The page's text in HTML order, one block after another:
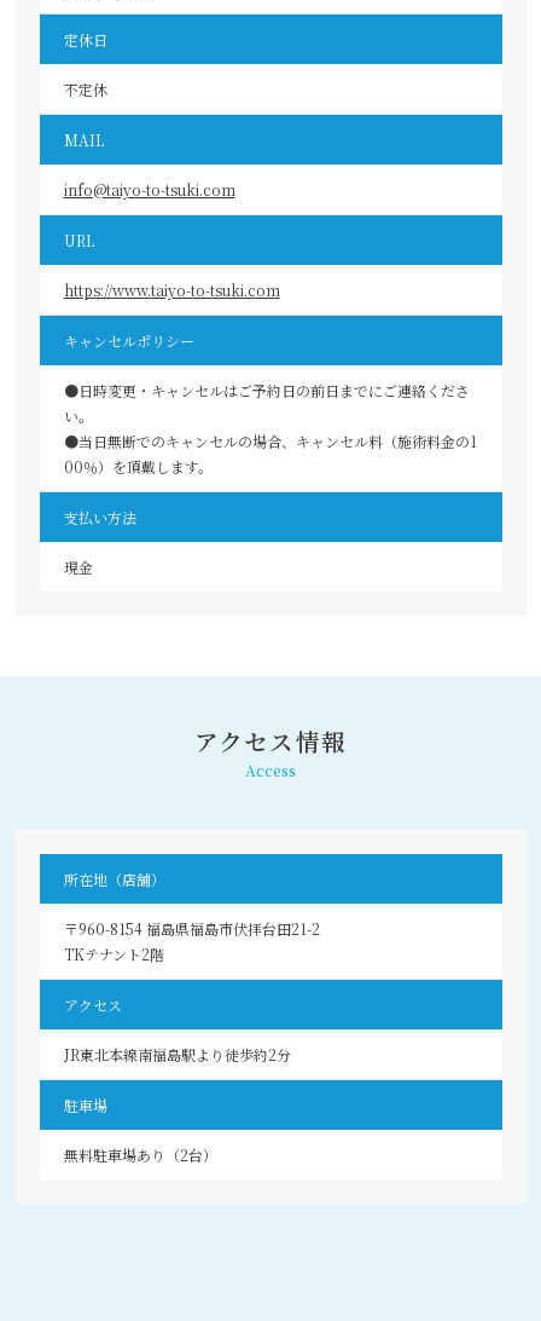
定休日
不定休
MAIL
info@taiyo-to-tsuki.com
URL
https://www.taiyo-to-tsuki.com
キャンセルポリシー
●日時変更・キャンセルはご予約日の前日までにご連絡くださ
い。
●当日無断でのキャンセルの場合、キャンセル料（施術料金の1
00％）を頂戴します。
支払い方法
現金
アクセス情報
Access
所在地（店舗）
〒960-8154 福島県福島市伏拝台田21-2
TKテナント2階
アクセス
JR東北本線南福島駅より徒歩約2分
駐車場
無料駐車場あり（2台）